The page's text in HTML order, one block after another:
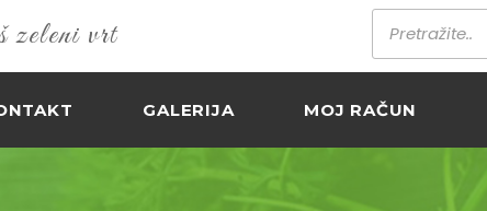
vrt
GALERIJA MOJ RAČUN